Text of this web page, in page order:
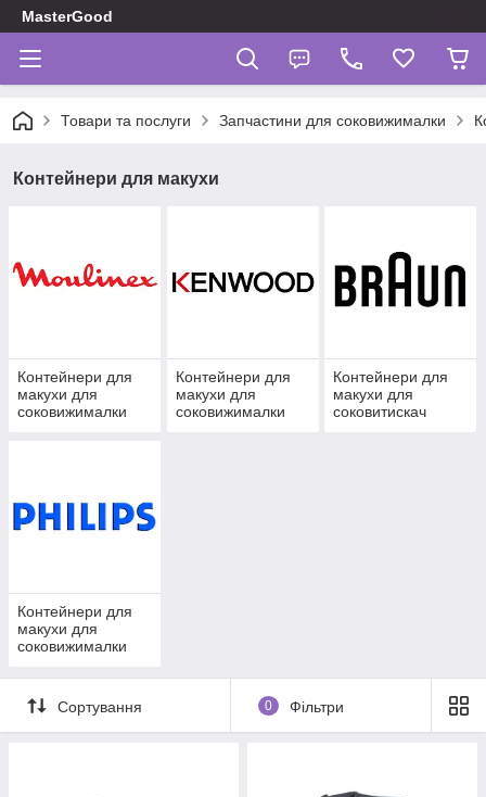
MasterGood
Товари та послуги Запчастини для соковижималки
Контейнери для макухи
Контейнери для
макухи для
соковижималки
Контейнери для
макухи для
соковижималки
Контейнери для
макухи для
соковитискач
Контейнери для
макухи для
соковижималки
Сортування 0 Фільтри